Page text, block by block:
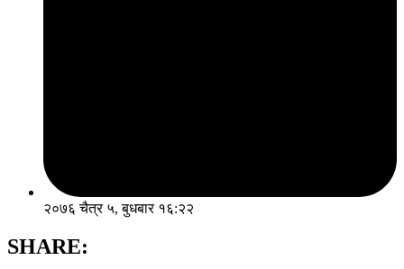
२०७६ चैत्र ५, बुधबार १६:२२
SHARE: